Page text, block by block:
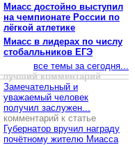
Миасс достойно выступил
на чемпионате России по
лёгкой атлетике
Миасс в лидерах по числу
стобалльников ЕГЭ
все темы за сегодня...
лучший комментарий
Замечательный и
уважаемый человек
получил заслужен...
комментарий к статье
Губернатор вручил награду
почётному жителю Миасса